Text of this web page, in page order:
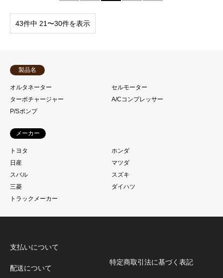
43件中 21〜30件を表示
製品名
オルタネーター
セルモーター
ターボチャージャー
A/Cコンプレッサー
P/Sポンプ
メーカー
トヨタ
ホンダ
日産
マツダ
スバル
スズキ
三菱
ダイハツ
トラックメーカー
支払いについて
配送について
特定商取引法に基づく表記